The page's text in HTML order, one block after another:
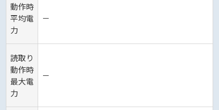
動作時
平均電
力
－
読取り
動作時
最大電
力
－